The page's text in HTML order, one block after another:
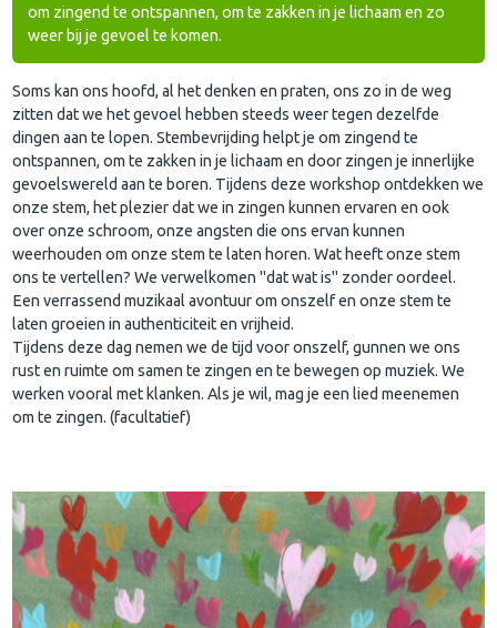
om zingend te ontspannen, om te zakken in je lichaam en zo
weer bij je gevoel te komen.
Soms kan ons hoofd, al het denken en praten, ons zo in de weg
zitten dat we het gevoel hebben steeds weer tegen dezelfde
dingen aan te lopen. Stembevrijding helpt je om zingend te
ontspannen, om te zakken in je lichaam en door zingen je innerlijke
gevoelswereld aan te boren. Tijdens deze workshop ontdekken we
onze stem, het plezier dat we in zingen kunnen ervaren en ook
over onze schroom, onze angsten die ons ervan kunnen
weerhouden om onze stem te laten horen. Wat heeft onze stem
ons te vertellen? We verwelkomen "dat wat is" zonder oordeel.
Een verrassend muzikaal avontuur om onszelf en onze stem te
laten groeien in authenticiteit en vrijheid.
Tijdens deze dag nemen we de tijd voor onszelf, gunnen we ons
rust en ruimte om samen te zingen en te bewegen op muziek. We
werken vooral met klanken. Als je wil, mag je een lied meenemen
om te zingen. (facultatief)